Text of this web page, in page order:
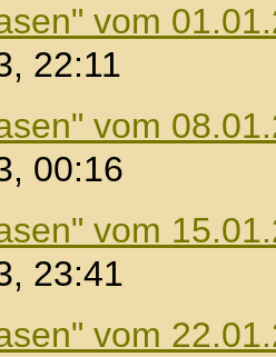
vom
22:11
vom
00:16
vom
23:41
vom